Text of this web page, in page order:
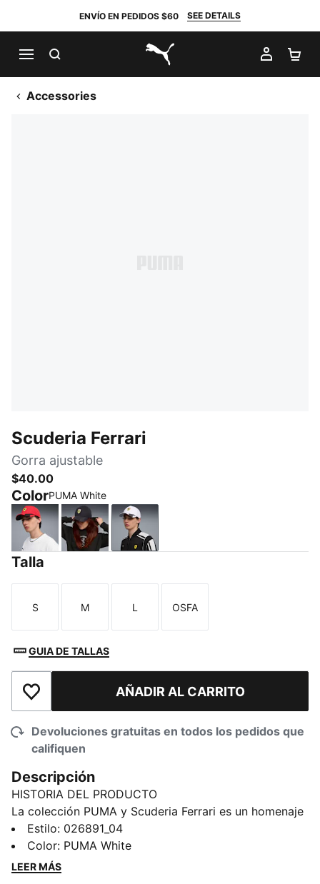
ENVÍO EN PEDIDOS $60 SEE DETAILS
PUMA.com
MI
Accessories
Scuderia Ferrari
Gorra ajustable
$40.00
ColorPUMA White
Rosso CorsaPUMA BlackPUMA White
Talla
Talla
S
Talla
M
Talla
L
Talla
OSFA
GUIA DE TALLAS
Añadir a la lista de deseosAÑADIR AL CARRITO
Devoluciones gratuitas en todos los pedidos que
califiquen
Descripción
HISTORIA DEL PRODUCTO
La colección PUMA y Scuderia Ferrari es un homenaje
a la excelencia del motorsport y al legendario legado
de Ferrari en las carreras. Esta gama de calzado, ropa
y accesorios combina estilo, comodidad y rendimiento
Estilo: 026891_04
Color: PUMA White
LEER MÁS